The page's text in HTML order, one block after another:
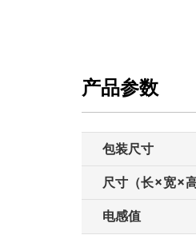
产品参数
包装尺寸
尺寸（长×宽×高
电感值